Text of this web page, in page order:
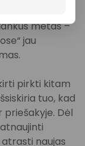
metas –
jau
pirkti kitam
tuo, kad
priešakyje. Dėl
naujas